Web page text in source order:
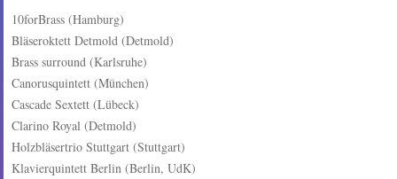
10forBrass (Hamburg)
Bläseroktett Detmold (Detmold)
Brass surround (Karlsruhe)
Canorusquintett (München)
Cascade Sextett (Lübeck)
Clarino Royal (Detmold)
Holzbläsertrio Stuttgart (Stuttgart)
Klavierquintett Berlin (Berlin, UdK)